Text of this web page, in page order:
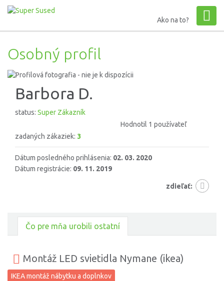
Ako na to?
Osobný profil
Barbora D.
status: Super Zákazník
Hodnotil 1 používateľ
zadaných zákaziek: 3
Dátum posledného prihlásenia: 02. 03. 2020
Dátum registrácie: 09. 11. 2019
zdieľať:
Čo pre mňa urobili ostatní
Montáž LED svietidla Nymane (ikea)
IKEA montáž nábytku a doplnkov